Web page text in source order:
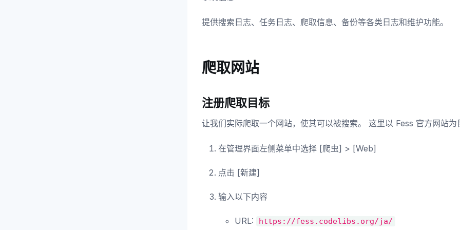
提供搜索日志、任务日志、爬取信息、备份等各类日志和维护功能。
爬取网站
注册爬取目标
让我们实际爬取一个网站，使其可以被搜索。 这里以 Fess 官方网站为
在管理界面左侧菜单中选择 [爬虫] > [Web]
点击 [新建]
输入以下内容
URL: https://fess.codelibs.org/ja/